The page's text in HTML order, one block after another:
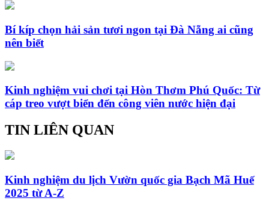
Bí kíp chọn hải sản tươi ngon tại Đà Nẵng ai cũng
nên biết
Kinh nghiệm vui chơi tại Hòn Thơm Phú Quốc: Từ
cáp treo vượt biển đến công viên nước hiện đại
TIN LIÊN QUAN
Kinh nghiệm du lịch Vườn quốc gia Bạch Mã Huế
2025 từ A-Z